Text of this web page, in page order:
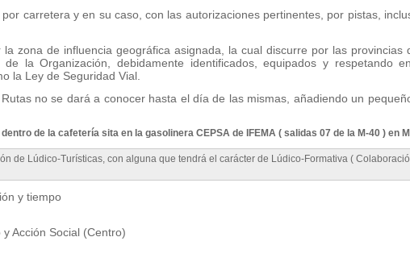
carretera y en su caso, con las autorizaciones pertinentes, por pistas,
zona de influencia geográfica asignada, la cual discurre por las provincias
la Organización, debidamente identificados, equipados y respetando
la Ley de Seguridad Vial.
no se dará a conocer hasta el día de las mismas, añadiendo un
de la cafetería sita en la gasolinera CEPSA de IFEMA ( salidas 07 de la M-40 ) en
de Lúdico-Turísticas, con alguna que tendrá el carácter de Lúdico-Formativa (
y tiempo
Acción Social (Centro)